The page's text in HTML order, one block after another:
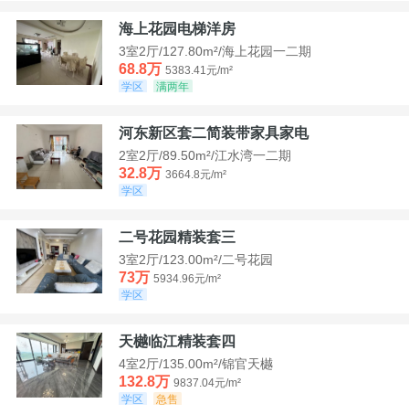
海上花园电梯洋房
3室2厅/127.80m²/海上花园一二期
68.8万 5383.41元/m²
学区
满两年
河东新区套二简装带家具家电
2室2厅/89.50m²/江水湾一二期
32.8万 3664.8元/m²
学区
二号花园精装套三
3室2厅/123.00m²/二号花园
73万 5934.96元/m²
学区
天樾临江精装套四
4室2厅/135.00m²/锦官天樾
132.8万 9837.04元/m²
学区
急售